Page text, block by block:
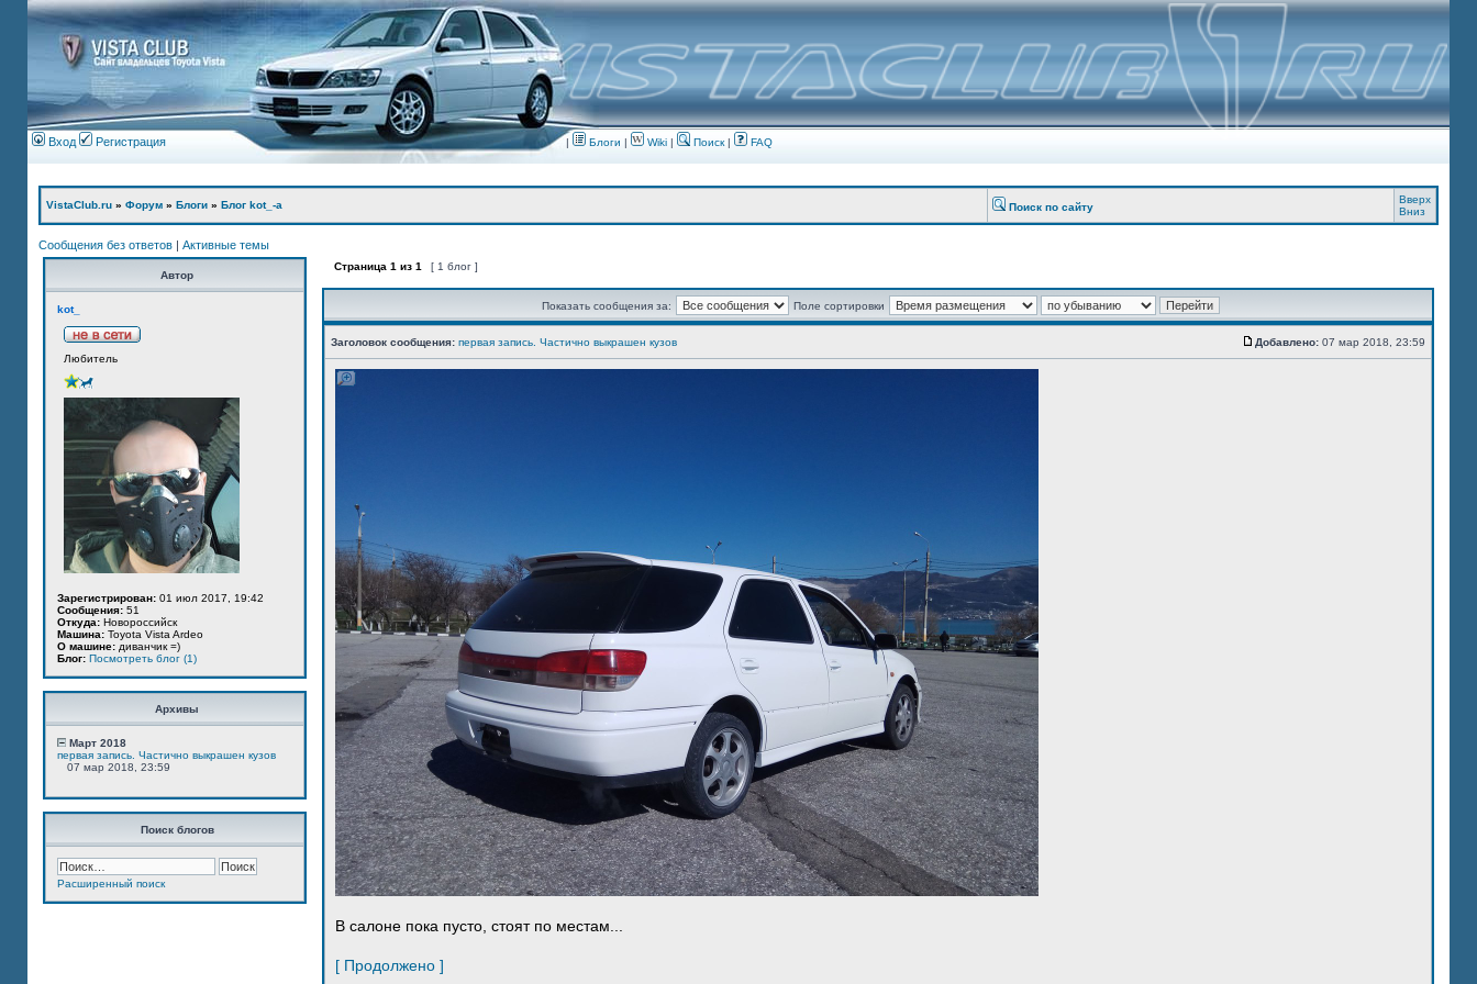
Вход Регистрация | Блоги | Wiki | Поиск| FAQ
VistaClub.ru » Форум » Блоги » Блог kot_-а Поиск по сайту
Вверх
Вниз
Сообщения без ответов | Активные темы
Автор
kot_
Любитель
Зарегистрирован: 01 июл 2017, 19:42
Сообщения: 51
Откуда: Новороссийск
Машина: Toyota Vista Ardeo
О машине: диванчик =)
Блог: Посмотреть блог (1)
Архивы
Март 2018
первая запись. Частично выкрашен кузов
07 мар 2018, 23:59
Поиск блогов
Расширенный поиск
Страница 1 из 1 [ 1 блог ]
Показать сообщения за: Поле сортировки
Заголовок сообщения: первая запись. Частично выкрашен кузов Добавлено: 07 мар 2018, 23:59
В салоне пока пусто, стоят по местам...
[ Продолжено ]